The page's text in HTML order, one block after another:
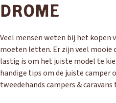
DROME
Veel mensen weten bij het kopen
moeten letten. Er zijn veel mooie
lastig is om het juiste model te
handige tips om de juiste camper
tweedehands campers &